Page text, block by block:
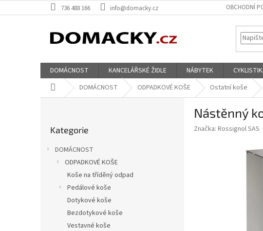
na
736 488 166 info@domacky.cz OBCHODNÍ
DOMÁCNOST KANCELÁŘSKÉ ŽIDLE NÁBYTEK
Domů DOMÁCNOST ODPADKOVÉ KOŠE Ostatní koše
kategorie
Kategorie
DOMÁCNOST
ODPADKOVÉ KOŠE
Koše na tříděný odpad
Pedálové koše
Dotykové koše
Bezdotykové koše
Vestavné koše
Nástěnný
Značka: Rossignol SAS